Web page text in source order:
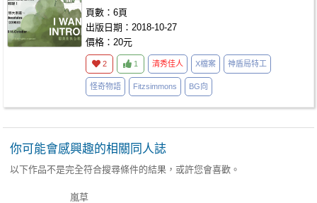
頁數：6頁
出版日期：2018-10-27
價格：20元
2 1 清秀佳人 X檔案 神盾局特工
怪奇物語 Fitzsimmons BG向
你可能會感興趣的相關同人誌
以下作品不是完全符合搜尋條件的結果，或許您會喜歡。
嵐草